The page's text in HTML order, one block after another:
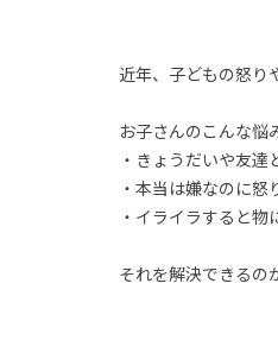
近年、子どもの怒り
お子さんのこんな悩
・きょうだいや友達
・本当は嫌なのに
・イライラすると物
それを解決できるの